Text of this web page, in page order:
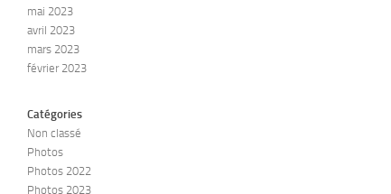
mai 2023
avril 2023
mars 2023
février 2023
Catégories
Non classé
Photos
Photos 2022
Photos 2023